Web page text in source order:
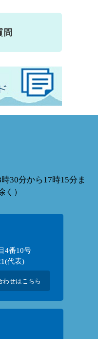
30分から17時15分ま
）
4番10号
代表)
わせはこちら